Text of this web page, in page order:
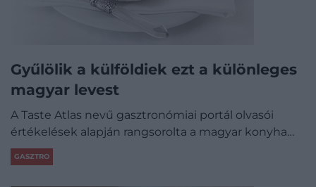
Gyűlölik a külföldiek ezt a különleges
magyar levest
A Taste Atlas nevű gasztronómiai portál olvasói
értékelések alapján rangsorolta a magyar konyha…
GASZTRO